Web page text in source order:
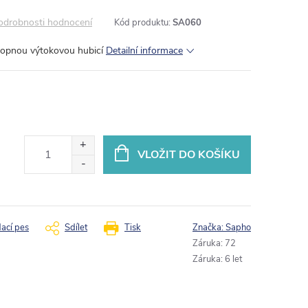
hodnocení Kód produktu: SA060
výtokovou hubicí Detailní informace
VLOŽIT DO KOŠÍKU
Tisk
pes Sdílet Značka:Sapho
Záruka: 72
Záruka: 6 let